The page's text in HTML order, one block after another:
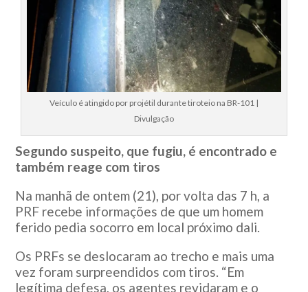
Veículo é atingido por projétil durante tiroteio na BR-101 |
Divulgação
Segundo suspeito, que fugiu, é encontrado e
também reage com tiros
Na manhã de ontem (21), por volta das 7 h, a
PRF recebe informações de que um homem
ferido pedia socorro em local próximo dali.
Os PRFs se deslocaram ao trecho e mais uma
vez foram surpreendidos com tiros. “Em
legítima defesa, os agentes revidaram e o